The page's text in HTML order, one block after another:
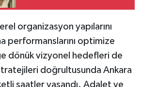
organizasyon yapılarını
performanslarını optimize
dönük vizyonel hedefleri de
doğrultusunda Ankara
saatler yaşandı. Adalet ve